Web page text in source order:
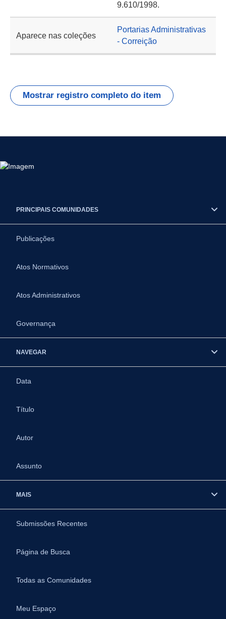
9.610/1998.
Aparece nas coleções
Portarias Administrativas
- Correição
Mostrar registro completo do item
PRINCIPAIS COMUNIDADES
Publicações
Atos Normativos
Atos Administrativos
Governança
NAVEGAR
Data
Título
Autor
Assunto
MAIS
Submissões Recentes
Página de Busca
Todas as Comunidades
Meu Espaço